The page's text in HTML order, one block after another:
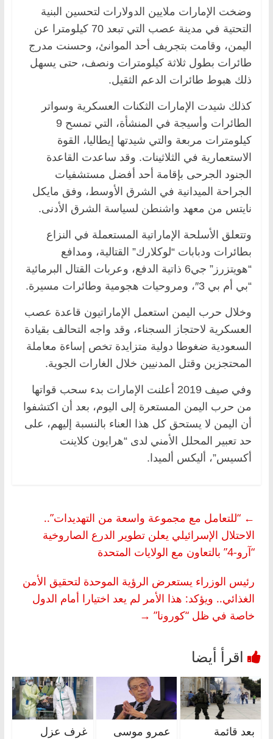
وضخت الإمارات ملايين الدولارات لتحسين البنية
التحتية في مدينة عصب التي تبعد 70 كيلومترا عن
اليمن، وقامت بتجريف أحد الموانئ، وحسنت مدرج
طائرات بطول ثلاثة كيلومترات ونصف، حتى يسهل
ذلك هبوط طائرات الدعم الثقيل.
كذلك شيدت الإمارات الثكنات العسكرية وسواتر
الطائرات وأسيجة في المنشأة، التي تمسح 9
كيلومترات مربعة والتي شيدتها إيطاليا، القوة
الاستعمارية في الثلاثينات. وقد ساعدت القاعدة
الجنود الجرحى بإقامة أحد أفضل مستشفيات
الجراحة الميدانية في الشرق الأوسط، وفق مايكل
نايتس من معهد واشنطن لسياسة الشرق الأدنى.
وتتعلق الأسلحة الإماراتية المستعملة في النزاع
بطائرات ودبابات “لوكلارك” القتالية، ومدافع
“هويتزرز” جي6 ذاتية الدفع، وعربات القتال البرمائية
“بي أم بي 3″، ومروحيات هجومية وطائرات مسيرة.
وخلال حرب اليمن استعمل الإماراتيون قاعدة عصب
العسكرية لاحتجاز السجناء، وقد واجه التحالف بقيادة
السعودية ضغوطا دولية متزايدة تخص إساءة معاملة
المحتجزين وقتل المدنيين خلال الغارات الجوية.
وفي صيف 2019 أعلنت الإمارات بدء سحب قواتها
من حرب اليمن المستعرة إلى اليوم، بعد أن اكتشفوا
أن اليمن لا يستحق كل هذا العناء بالنسبة إليهم، على
حد تعبير المحلل الأمني لدى “هرايون كلاينت
أكسيس”، أليكس ألميدا.
← “للتعامل مع مجموعة واسعة من التهديدات”..
الاحتلال الإسرائيلي يعلن تطوير الدرع الصاروخية
“آرو-4” بالتعاون مع الولايات المتحدة
رئيس الوزراء يستعرض الرؤية الموحدة لتحقيق الأمن
الغذائي.. ويؤكد: هذا الأمر لم يعد اختيارا أمام الدول
خاصة في ظل “كورونا” →
بعد قائمة
عمرو موسى
غرف عزل